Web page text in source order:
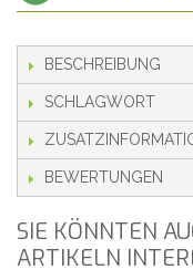
BESCHREIBUNG
SCHLAGWORT
BEWERTUNGEN
SIE KÖNNTEN
ARTIKELN